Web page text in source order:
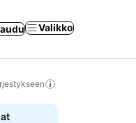
Valikko